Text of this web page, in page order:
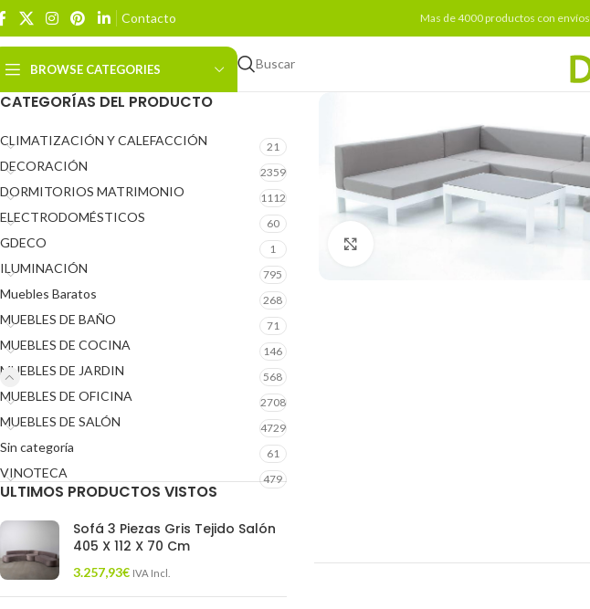
Contacto Mas de 4000 productos con
BROWSE CATEGORIES Buscar
CATEGORÍAS DEL PRODUCTO
CLIMATIZACIÓN Y CALEFACCIÓN 21
DECORACIÓN 2359
DORMITORIOS MATRIMONIO 1112
ELECTRODOMÉSTICOS 60
GDECO 1
ILUMINACIÓN 795
Muebles Baratos 268
MUEBLES DE BAÑO 71
MUEBLES DE COCINA 146
MUEBLES DE JARDIN 568
MUEBLES DE OFICINA 2708
MUEBLES DE SALÓN 4729
Sin categoría 61
VINOTECA 479
ULTIMOS PRODUCTOS VISTOS
Sofá 3 Piezas Gris Tejido Salón
405 X 112 X 70 Cm
3.257,93€ IVA Incl.